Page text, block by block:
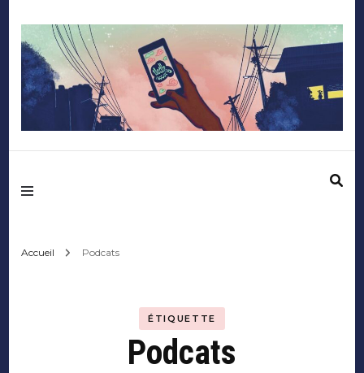
Mediafactory – Le
d'Audencia
Accueil Podcats
ÉTIQUETTE
Podcats